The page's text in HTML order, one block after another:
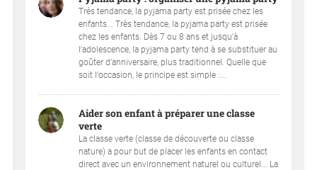
Très tendance, la pyjama party est prisée chez les
enfants... Très tendance, la pyjama party est prisée
chez les enfants. Dès 7 ou 8 ans et jusqu'à
l'adolescence, la pyjama party tend à se substituer au
goûter d'anniversaire, plus traditionnel. Quelle que
soit l'occasion, le principe est simple :...
Aider son enfant à préparer une classe
verte
La classe verte (classe de découverte ou classe
nature) a pour but de placer les enfants en contact
direct avec un environnement naturel ou culturel... La